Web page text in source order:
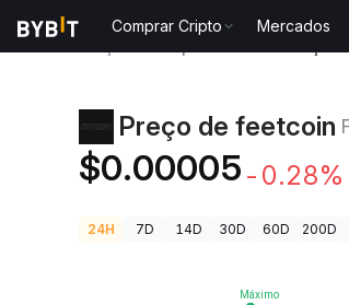
Comprar Cripto Mercados
Preço de feetcoin
$0.00005 -0.28%
24H 7D 14D 30D 60D 200D